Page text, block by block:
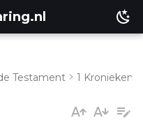
Testament 1 Kronieken